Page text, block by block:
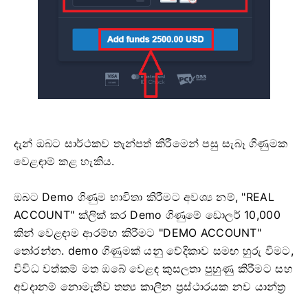
දැන් ඔබට සාර්ථකව තැන්පත් කිරීමෙන් පසු සැබෑ ගිණුමක
වෙළඳාම් කළ හැකිය.
ඔබට Demo ගිණුම භාවිතා කිරීමට අවශ්‍ය නම්, "REAL
ACCOUNT" ක්ලික් කර Demo ගිණුමේ ඩොලර් 10,000
කින් වෙළඳාම ආරම්භ කිරීමට "DEMO ACCOUNT"
තෝරන්න. demo ගිණුමක් යනු වේදිකාව සමඟ හුරු වීමට,
විවිධ වත්කම් මත ඔබේ වෙළඳ කුසලතා පුහුණු කිරීමට සහ
අවදානම් නොමැතිව තත්‍ය කාලීන ප්‍රස්ථාරයක නව යාන්ත්‍ර